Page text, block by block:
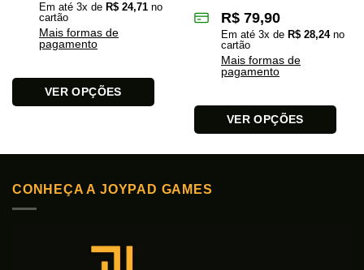
Em até 3x de R$ 24,71 no
cartão
Mais formas de
pagamento
VER OPÇÕES
variantes.
R$ 79,90
Em até 3x de R$ 28,24no
cartão
Mais formas de
pagamento
VER OPÇÕES
várias
CONHEÇA A JOYPAD GAMES